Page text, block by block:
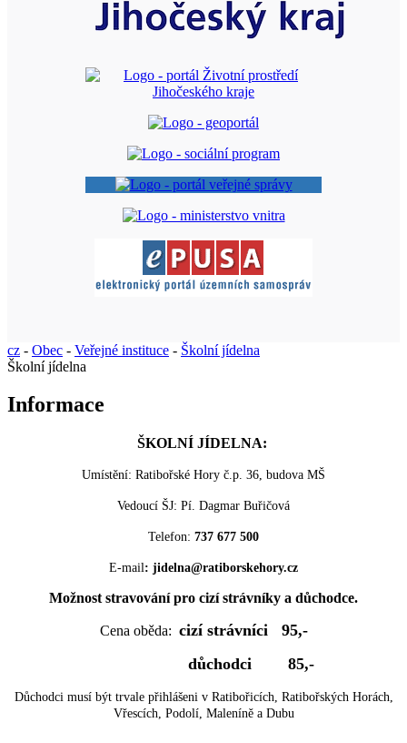
cz - Obec - Veřejné instituce - Školní jídelna
Školní jídelna
Informace
ŠKOLNÍ JÍDELNA:
Umístění: Ratibořské Hory č.p. 36, budova MŠ
Vedoucí ŠJ: Pí. Dagmar Buřičová
Telefon: 737 677 500
E-mail: jidelna@ratiborskehory.cz
Možnost stravování pro cizí strávníky a důchodce.
Cena oběda: cizí strávníci 95,-
důchodci 85,-
Důchodci musí být trvale přihlášeni v Ratibořicích, Ratibořských Horách,
Vřescích, Podolí, Maleníně a Dubu